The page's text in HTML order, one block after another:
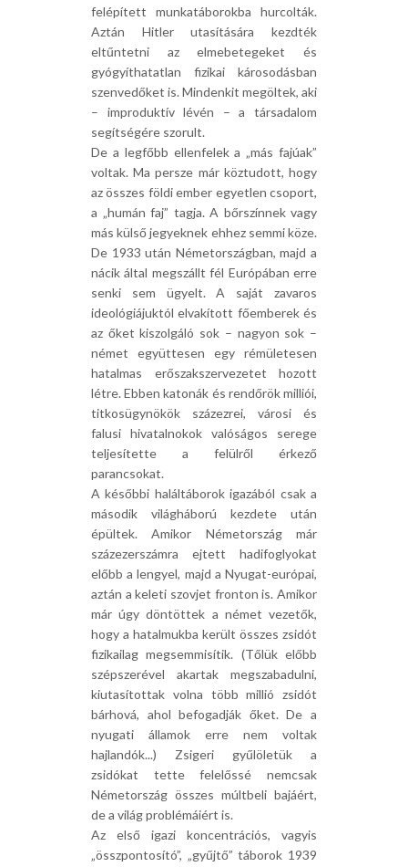
felépített munkatáborokba hurcolták.
Aztán Hitler utasítására kezdték
eltűntetni az elmebetegeket és
gyógyíthatatlan fizikai károsodásban
szenvedőket is. Mindenkit megöltek, aki
– improduktív lévén – a társadalom
segítségére szorult.
De a legfőbb ellenfelek a „más fajúak”
voltak. Ma persze már köztudott, hogy
az összes földi ember egyetlen csoport,
a „humán faj” tagja. A bőrszínnek vagy
más külső jegyeknek ehhez semmi köze.
De 1933 után Németországban, majd a
nácik által megszállt fél Európában erre
senki sem ügyelt. A saját zavaros
ideológiájuktól elvakított főemberek és
az őket kiszolgáló sok – nagyon sok –
német együttesen egy rémületesen
hatalmas erőszakszervezetet hozott
létre. Ebben katonák és rendőrök milliói,
titkosügynökök százezrei, városi és
falusi hivatalnokok valóságos serege
teljesítette a felülről érkező
parancsokat.
A későbbi haláltáborok igazából csak a
második világháború kezdete után
épültek. Amikor Németország már
százezerszámra ejtett hadifoglyokat
előbb a lengyel, majd a Nyugat-európai,
aztán a keleti szovjet fronton is. Amikor
már úgy döntöttek a német vezetők,
hogy a hatalmukba került összes zsidót
fizikailag megsemmisítik. (Tőlük előbb
szépszerével akartak megszabadulni,
kiutasítottak volna több millió zsidót
bárhová, ahol befogadják őket. De a
nyugati államok erre nem voltak
hajlandók...) Zsigeri gyűlöletük a
zsidókat tette felelőssé nemcsak
Németország összes múltbeli bajáért,
de a világ problémáiért is.
Az első igazi koncentrációs, vagyis
„összpontosító”, „gyűjtő” táborok 1939